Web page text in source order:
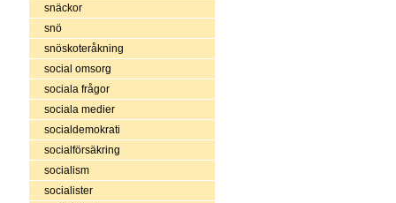
snäckor
snö
snöskoteråkning
social omsorg
sociala frågor
sociala medier
socialdemokrati
socialförsäkring
socialism
socialister